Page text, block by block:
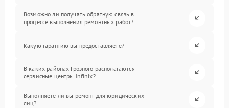
Возможно ли получать обратную связь в
процессе выполнения ремонтных работ?
Какую гарантию вы предоставляете?
В каких районах Грозного располагаются
сервисные центры Infinix?
Выполняете ли вы ремонт для юридических
лиц?